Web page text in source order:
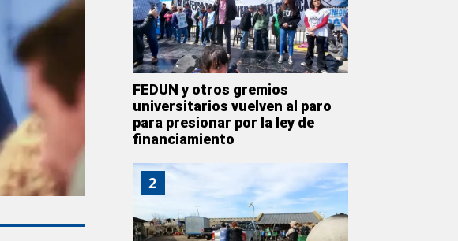
FEDUN y otros gremios
universitarios vuelven al paro
para presionar por la ley de
financiamiento
2